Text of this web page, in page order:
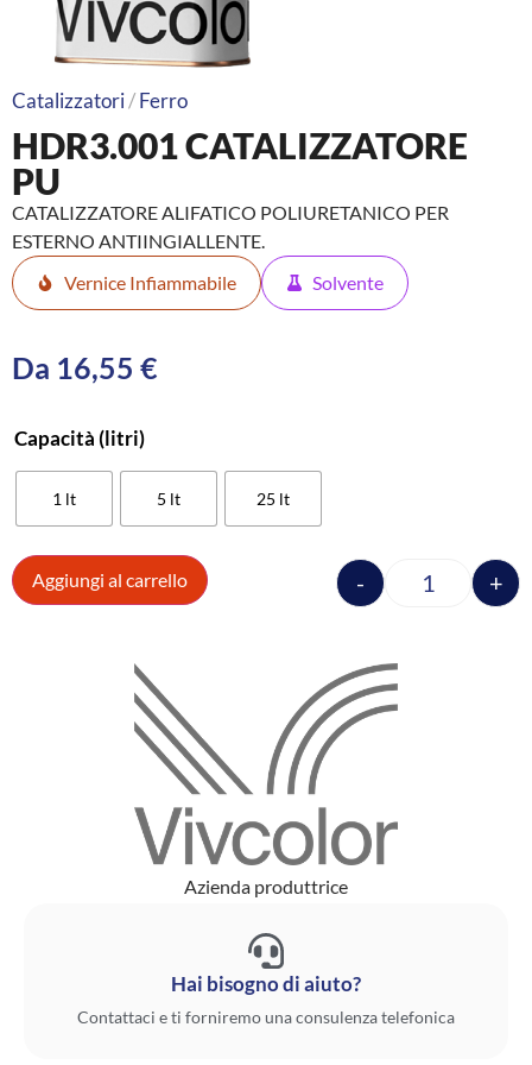
Catalizzatori/Ferro
HDR3.001 CATALIZZATORE
PU
CATALIZZATORE ALIFATICO POLIURETANICO PER
ESTERNO ANTIINGIALLENTE.
Vernice Infiammabile
Solvente
Da 16,55 €
Capacità (litri)
1 lt 5 lt 25 lt
- +
Aggiungi al carrello
Azienda produttrice
Hai bisogno di aiuto?
Contattaci e ti forniremo una consulenza telefonica